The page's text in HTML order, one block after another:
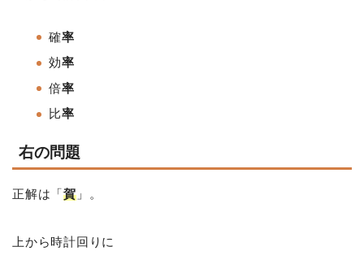
確率
効率
倍率
比率
右の問題
正解は「賀」。
上から時計回りに